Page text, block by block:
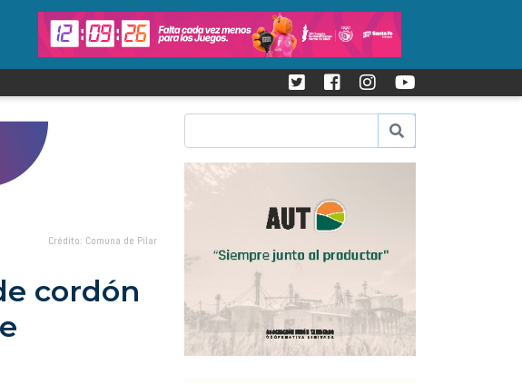
Crédito: Comuna de Pilar
cordón